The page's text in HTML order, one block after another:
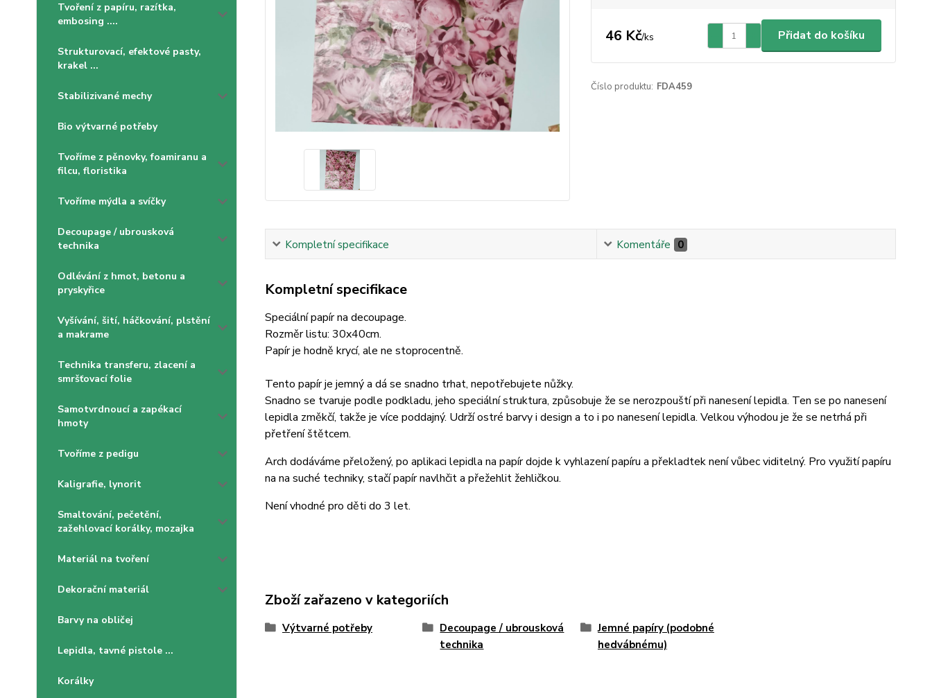
Tvoření z papíru, razítka,
embosing ....
Strukturovací, efektové pasty,
krakel ...
Stabilizivané mechy
Bio výtvarné potřeby
Tvoříme z pěnovky, foamiranu a
filcu, floristika
Tvoříme mýdla a svíčky
Decoupage / ubrousková
technika
Odlévání z hmot, betonu a
pryskyřice
Vyšívání, šití, háčkování, plstění
a makrame
Technika transferu, zlacení a
smršťovací folie
Samotvrdnoucí a zapékací
hmoty
Tvoříme z pedigu
Kaligrafie, lynorit
Smaltování, pečetění,
zažehlovací korálky, mozajka
Materiál na tvoření
Dekorační materiál
Barvy na obličej
Lepidla, tavné pistole ...
Korálky
46 Kč/ks Přidat do košíku
Číslo produktu: FDA459
Kompletní specifikace Komentáře 0
Kompletní specifikace
Speciální papír na decoupage.
Rozměr listu: 30x40cm.
Papír je hodně krycí, ale ne stoprocentně.
Tento papír je jemný a dá se snadno trhat, nepotřebujete nůžky.
Snadno se tvaruje podle podkladu, jeho speciální struktura, způsobuje že se nerozpouští při nanesení lepidla. Ten se po nanesení
lepidla změkčí, takže je více poddajný. Udrží ostré barvy i design a to i po nanesení lepidla. Velkou výhodou je že se netrhá při
přetření štětcem.
Arch dodáváme přeložený, po aplikaci lepidla na papír dojde k vyhlazení papíru a překladtek není vůbec viditelný. Pro využití papíru
na na suché techniky, stačí papír navlhčit a přežehlit žehličkou.
Není vhodné pro děti do 3 let.
Zboží zařazeno v kategoriích
Výtvarné potřeby
Decoupage / ubrousková
technika
Jemné papíry (podobné
hedvábnému)